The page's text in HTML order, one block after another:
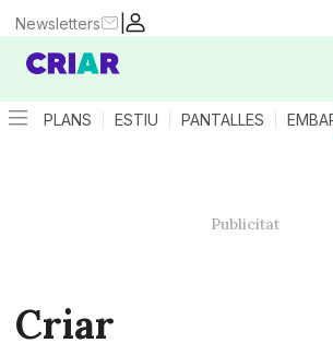
|
Newsletters
PLANS ESTIU PANTALLES
Criar